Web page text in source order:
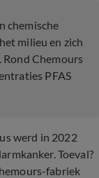
chemische
milieu en zich
Chemours
PFAS
werd in 2022
Toeval?
fabriek